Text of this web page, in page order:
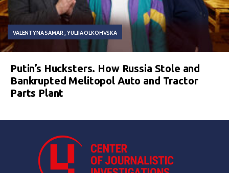
VALENTYNA SAMAR YULIIA OLKOHVSKA
Putin’s Hucksters. How Russia Stole and
Bankrupted Melitopol Auto and Tractor
Parts Plant